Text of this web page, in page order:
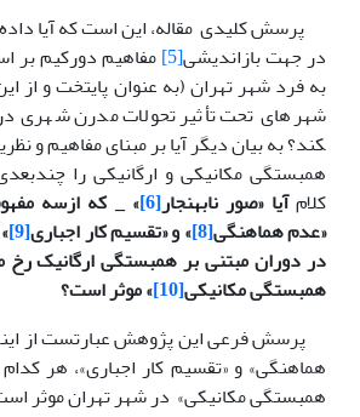
پرسش کلیدی مقاله، این است که آیا
در جهت بازاندیشی[5] مفاهیم دورکیم
به فرد شهر تهران (به عنوان پایتخت و از
شهرهای تحت تأثیر تحولات مدرن شهری در
کند؟ به بیان دیگر آیا بر مبنای مفاهیم و
همبستگی مکانیکی و ارگانیکی را
کلامآیا «صور نابهنجار[6] » _ که ازسه
«عدم هماهنگی[8] » و «تقسیم کار اجباری[9]
در دوران مبتنی بر همبستگی ارگانیک رخ
همبستگی مکانیکی[10]
» موثر است؟
پرسش فرعی این پژوهش عبارتست از
هماهنگی» و «تقسیم کار اجباری»، هر
همبستگی مکانیکی» در شهر تهران موثر